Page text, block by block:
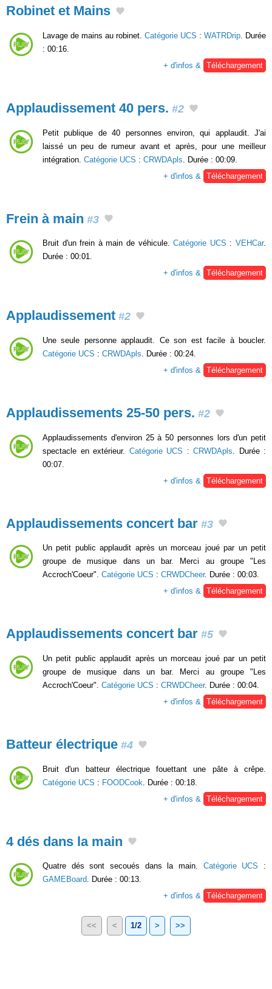
Robinet et Mains
Lavage de mains au robinet. Catégorie UCS : WATRDrip. Durée
: 00:16.
+ d'infos & Téléchargement
Applaudissement 40 pers. #2
Petit publique de 40 personnes environ, qui applaudit. J'ai
laissé un peu de rumeur avant et après, pour une meilleur
intégration. Catégorie UCS : CRWDApls . Durée : 00:09.
+ d'infos &
Téléchargement
Frein à main #3
Bruit d'un frein à main de véhicule.Catégorie UCS :VEHCar.
Durée : 00:01.
+ d'infos & Téléchargement
Applaudissement #2
Une seule personne applaudit. Ce son est facile à boucler.
Catégorie UCS : CRWDApls . Durée : 00:24.
+ d'infos &
Téléchargement
Applaudissements 25-50 pers. #2
Applaudissements d'environ 25 à 50 personnes lors d'un petit
spectacle en extérieur. Catégorie UCS : CRWDApls . Durée :
00:07.
+ d'infos &
Téléchargement
Applaudissements concert bar #3
Un petit public applaudit après un morceau joué par un petit
groupe de musique dans un bar. Merci au groupe "Les
Accroch'Coeur". Catégorie UCS : CRWDCheer. Durée : 00:03.
+ d'infos & Téléchargement
Applaudissements concert bar #5
Un petit public applaudit après un morceau joué par un petit
groupe de musique dans un bar. Merci au groupe "Les
Accroch'Coeur". Catégorie UCS : CRWDCheer. Durée : 00:04.
+ d'infos &
Téléchargement
Batteur électrique #4
Bruit d'un batteur électrique fouettant une pâte à crêpe.
Catégorie UCS : FOODCook . Durée : 00:18.
+ d'infos &
Téléchargement
4 dés dans la main
Quatre dés sont secoués dans la main. Catégorie UCS :
GAMEBoard. Durée : 00:13.
+ d'infos & Téléchargement
<< < 1/2 > >>